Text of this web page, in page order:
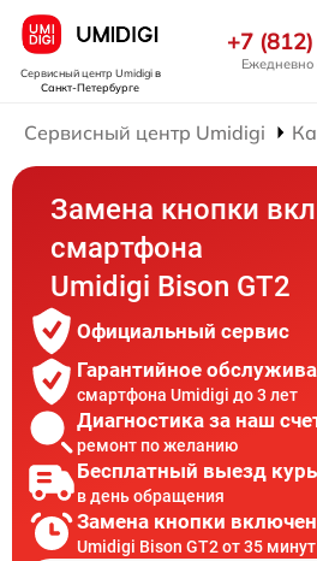
Сервисный центр Umidigiв
Санкт-Петербурге
+7
Сервисный центр Umidigi
Замена кнопки
смартфона
Umidigi Bison GT2
Официальный сервис
Гарантийное
смартфона Umidigi до 3 лет
Диагностика за наш
ремонт по желанию
Бесплатный выезд
в день обращения
Замена кнопки
Umidigi Bison GT2 от 35 минут